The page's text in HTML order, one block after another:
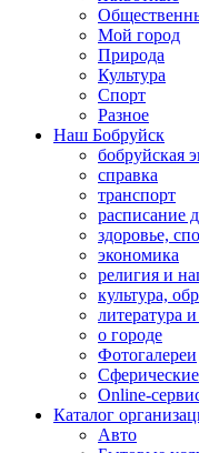
Мой город
Природа
Культура
Спорт
Разное
Наш Бобруйск
бобруйская
справка
транспорт
расписание
здоровье,
экономика
религия и
культура,
литература
о городе
Фотогалереи
Online-
Каталог
Авто